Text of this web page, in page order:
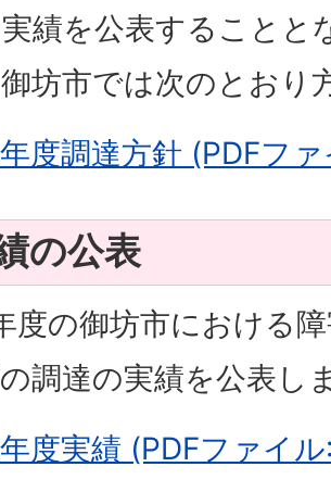
績を公表することと
坊市では次のとおり
度調達方針 (PDFフ
の公表
の御坊市における
調達の実績を公表し
度実績 (PDFファイ